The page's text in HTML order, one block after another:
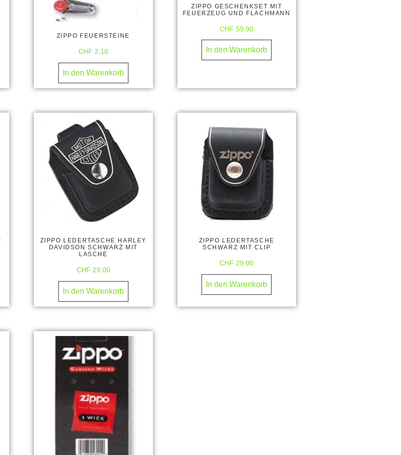
ZIPPO FEUERSTEINE
CHF 2.10
In den Warenkorb
ZIPPO GESCHENKSET MIT
FEUERZEUG UND FLACHMANN
CHF 59.90
In den Warenkorb
ZIPPO LEDERTASCHE HARLEY
DAVIDSON SCHWARZ MIT
LASCHE
CHF 29.00
In den Warenkorb
ZIPPO LEDERTASCHE
SCHWARZ MIT CLIP
CHF 29.00
In den Warenkorb